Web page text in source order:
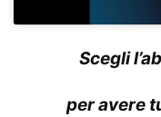
Scegli
per avere